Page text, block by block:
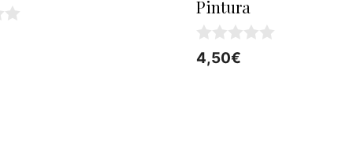
Pintura
0
d
4,50€